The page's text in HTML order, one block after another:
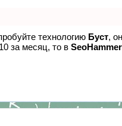
технологию Буст,
за месяц, то в SeoHammer